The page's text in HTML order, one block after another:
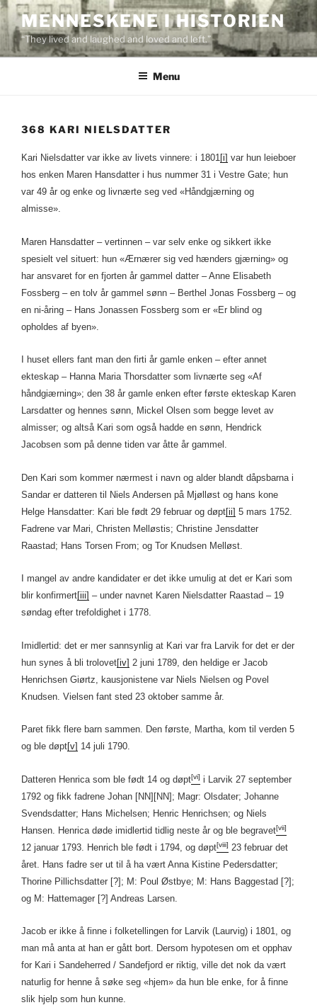
Skip
to
content
MENNESKENE I HISTORIEN
“They lived and laughed and loved and left.”
Menu
368 KARI NIELSDATTER
Kari Nielsdatter var ikke av livets vinnere: i 1801[i] var hun leieboer
hos enken Maren Hansdatter i hus nummer 31 i Vestre Gate; hun
var 49 år og enke og livnærte seg ved «Håndgjærning og
almisse».
Maren Hansdatter – vertinnen – var selv enke og sikkert ikke
spesielt vel situert: hun «Ærnærer sig ved hænders gjærning» og
har ansvaret for en fjorten år gammel datter – Anne Elisabeth
Fossberg – en tolv år gammel sønn – Berthel Jonas Fossberg – og
en ni-åring – Hans Jonassen Fossberg som er «Er blind og
opholdes af byen».
I huset ellers fant man den firti år gamle enken – efter annet
ekteskap – Hanna Maria Thorsdatter som livnærte seg «Af
håndgiærning»; den 38 år gamle enken efter første ekteskap Karen
Larsdatter og hennes sønn, Mickel Olsen som begge levet av
almisser; og altså Kari som også hadde en sønn, Hendrick
Jacobsen som på denne tiden var åtte år gammel.
Den Kari som kommer nærmest i navn og alder blandt dåpsbarna i
Sandar er datteren til Niels Andersen på Mjølløst og hans kone
Helge Hansdatter: Kari ble født 29 februar og døpt[ii] 5 mars 1752.
Fadrene var Mari, Christen Melløstis; Christine Jensdatter
Raastad; Hans Torsen From; og Tor Knudsen Melløst.
I mangel av andre kandidater er det ikke umulig at det er Kari som
blir konfirmert[iii] – under navnet Karen Nielsdatter Raastad – 19
søndag efter trefoldighet i 1778.
Imidlertid: det er mer sannsynlig at Kari var fra Larvik for det er der
hun synes å bli trolovet[iv] 2 juni 1789, den heldige er Jacob
Henrichsen Giørtz, kausjonistene var Niels Nielsen og Povel
Knudsen. Vielsen fant sted 23 oktober samme år.
Paret fikk flere barn sammen. Den første, Martha, kom til verden 5
og ble døpt[v] 14 juli 1790.
Datteren Henrica som ble født 14 og døpt[vi] i Larvik 27 september
1792 og fikk fadrene Johan [NN][NN]; Magr: Olsdater; Johanne
Svendsdatter; Hans Michelsen; Henric Henrichsen; og Niels
Hansen. Henrica døde imidlertid tidlig neste år og ble begravet[vii]
12 januar 1793. Henrich ble født i 1794, og døpt[viii] 23 februar det
året. Hans fadre ser ut til å ha vært Anna Kistine Pedersdatter;
Thorine Pillichsdatter [?]; M: Poul Østbye; M: Hans Baggestad [?];
og M: Hattemager [?] Andreas Larsen.
Jacob er ikke å finne i folketellingen for Larvik (Laurvig) i 1801, og
man må anta at han er gått bort. Dersom hypotesen om et opphav
for Kari i Sandeherred / Sandefjord er riktig, ville det nok da vært
naturlig for henne å søke seg «hjem» da hun ble enke, for å finne
slik hjelp som hun kunne.